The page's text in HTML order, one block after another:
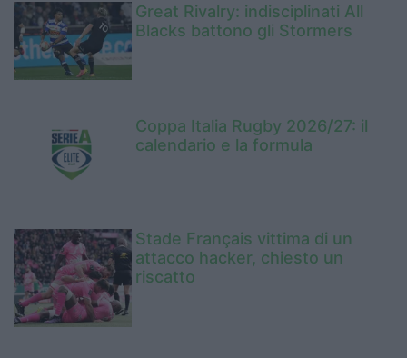
Great Rivalry: indisciplinati All
Blacks battono gli Stormers
Coppa Italia Rugby 2026/27: il
calendario e la formula
Stade Français vittima di un
attacco hacker, chiesto un
riscatto